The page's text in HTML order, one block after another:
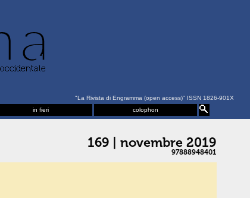
"La Rivista di Engramma (open access)" ISSN 1826-901X
in fieri colophon
169 | novembre 2019
97888948401